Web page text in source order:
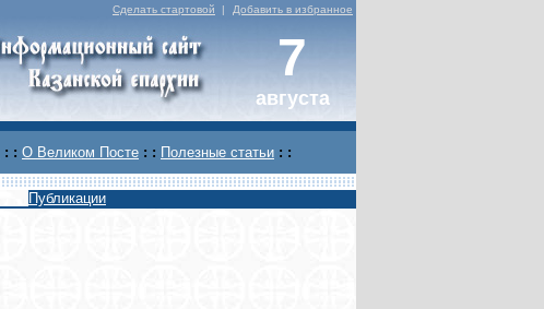
Сделать стартовой | Добавить в избранное
7
августа
: : О Великом Посте : : Полезные статьи : :
Публикации